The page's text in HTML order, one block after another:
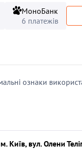
МоноБанк
6 платежів
ознаки
м. Київ, вул. Олени